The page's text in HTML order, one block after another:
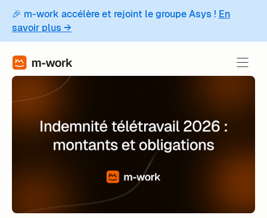
🎉 m-work accélère et rejoint le groupe Asys ! En
savoir plus →